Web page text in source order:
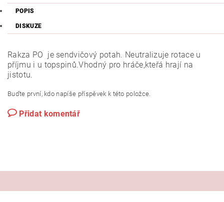
POPIS
DISKUZE
Rakza PO je sendvičový potah. Neutralizuje rotace u
příjmu i u topspinů.Vhodný pro hráče,kteřá hrají na
jistotu.
Buďte první, kdo napíše příspěvek k této položce.
Přidat komentář